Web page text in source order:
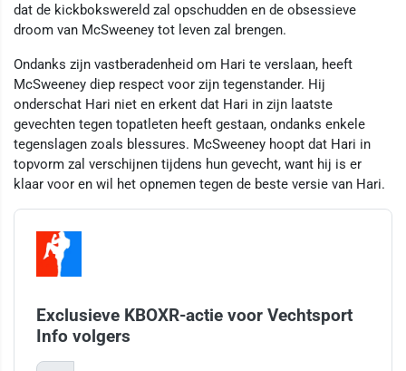
dat de kickbokswereld zal opschudden en de obsessieve
droom van McSweeney tot leven zal brengen.
Ondanks zijn vastberadenheid om Hari te verslaan, heeft
McSweeney diep respect voor zijn tegenstander. Hij
onderschat Hari niet en erkent dat Hari in zijn laatste
gevechten tegen topatleten heeft gestaan, ondanks enkele
tegenslagen zoals blessures. McSweeney hoopt dat Hari in
topvorm zal verschijnen tijdens hun gevecht, want hij is er
klaar voor en wil het opnemen tegen de beste versie van Hari.
Exclusieve KBOXR-actie voor Vechtsport
Info volgers